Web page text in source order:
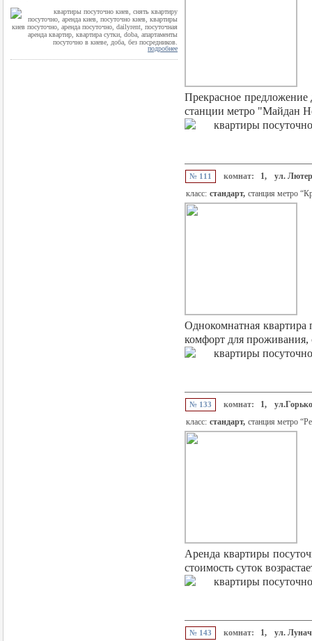
подробнее
Прекрасное
станции метро "Майдан
№ 111 комнат: 1,
ул.
класс: стандарт, станция метро
Однокомнатная
комфорт для
№ 133 комнат: 1,
класс: стандарт, станция метро
Аренда квартиры
стоимость суток
№ 143 комнат: 1,
ул.